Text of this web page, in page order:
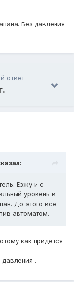
Без давления
ответ
Езжу и с
уровень в
До этого все
автоматом.
как придётся
.